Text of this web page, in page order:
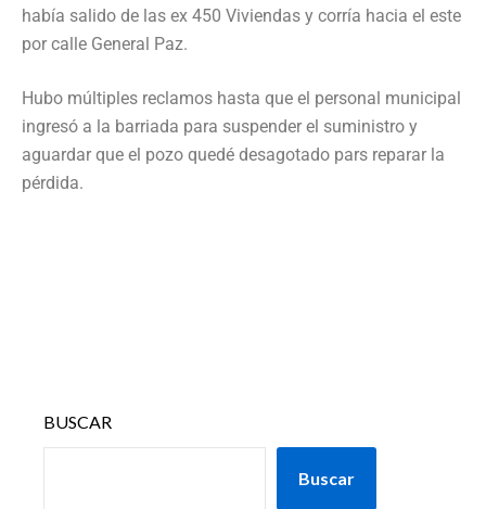
había salido de las ex 450 Viviendas y corría hacia el este
por calle General Paz.
Hubo múltiples reclamos hasta que el personal municipal
ingresó a la barriada para suspender el suministro y
aguardar que el pozo quedé desagotado pars reparar la
pérdida.
BUSCAR
Buscar